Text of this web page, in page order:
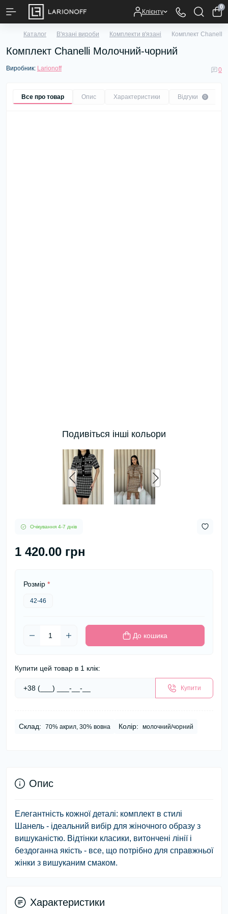
Клієнту
0
Каталог В'язані вироби Комплекти в'язані Комплект Chanelli
Комплект Chanelli Молочний-чорний
Виробник: Larionoff 0
Все про товар Опис Характеристики Відгуки 0
Подивіться інші кольори
Очікування 4-7 днів
1 420.00 грн
Розмір *
42-46
До кошика
Купити цей товар в 1 клік:
Купити
Склад: 70% акрил, 30% вовна Колір: молочний/чорний
Опис
Елегантність кожної деталі: комплект в стилі
Шанель - ідеальний вибір для жіночного образу з
вишуканістю. Відтінки класики, витончені лінії і
бездоганна якість - все, що потрібно для справжньої
жінки з вишуканим смаком.
Характеристики